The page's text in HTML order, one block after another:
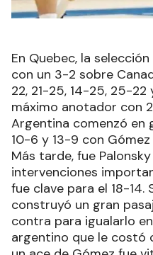
En Quebec, la
con un 3-2 sobre
22, 21-25, 14-25, 25-22
máximo anotador con
Argentina comenzó en
10-6 y 13-9 con
Más tarde, fue
intervenciones
fue clave para el 18-14.
construyó un gran
contra para igualarlo
argentino que le costó